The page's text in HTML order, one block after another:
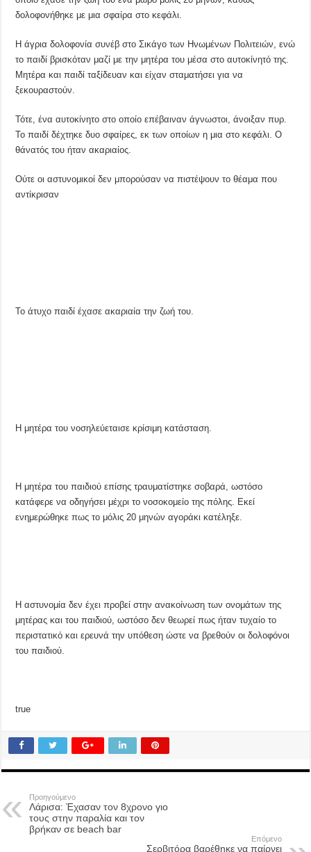
δολοφονήθηκε με μια σφαίρα στο κεφάλι.
Η άγρια δολοφονία συνέβ στο Σικάγο των Ηνωμένων Πολιτειών, ενώ
το παιδί βρισκόταν μαζί με την μητέρα του μέσα στο αυτοκίνητό της.
Μητέρα και παιδί ταξίδευαν και είχαν σταματήσει για να
ξεκουραστούν.
Τότε, ένα αυτοκίνητο στο οποίο επέβαιναν άγνωστοι, άνοιξαν πυρ.
Το παιδί δέχτηκε δυο σφαίρες, εκ των οποίων η μια στο κεφάλι. Ο
θάνατός του ήταν ακαριαίος.
Ούτε οι αστυνομικοί δεν μπορούσαν να πιστέψουν το θέαμα που
αντίκρισαν
Το άτυχο παιδί έχασε ακαριαία την ζωή του.
Η μητέρα του νοσηλεύεταισε κρίσιμη κατάσταση.
Η μητέρα του παιδιού επίσης τραυματίστηκε σοβαρά, ωστόσο
κατάφερε να οδηγήσει μέχρι το νοσοκομείο της πόλης. Εκεί
ενημερώθηκε πως το μόλις 20 μηνών αγοράκι κατέληξε.
Η αστυνομία δεν έχει προβεί στην ανακοίνωση των ονομάτων της
μητέρας και του παιδιού, ωστόσο δεν θεωρεί πως ήταν τυχαίο το
περιστατικό και ερευνά την υπόθεση ώστε να βρεθούν οι δολοφόνοι
του παιδιού.
true
Προηγούμενο
Λάρισα: Έχασαν τον 8χρονο γιο
τους στην παραλία και τον
βρήκαν σε beach bar
Επόμενο
Σερβιτόρα βαρέθηκε να παίρνει